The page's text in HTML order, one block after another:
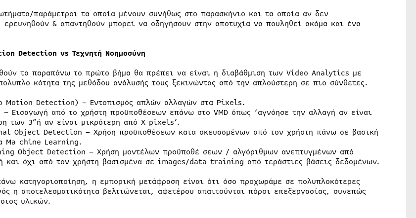
παράμετροι τα οποία μένουν συνήθως στο παρασκήνιο και τα οποία αν δεν
ερευνηθούν & απαντηθούν μπορεί να οδηγήσουν στην αποτυχία να πουληθεί ακόμα και ένα
Detection vs Τεχνητή Νοημοσύνη
τα παραπάνω το πρώτο βήμα θα πρέπει να είναι η διαβάθμιση των Video Analytics με
κότητα της μεθόδου ανάλυσής τους ξεκινώντας από την απλούστερη σε πιο σύνθετες.
Motion Detection) – Εντοπισμός απλών αλλαγών στα Pixels.
Εισαγωγή από το χρήστη προϋποθέσεων επάνω στο VMD όπως ‘αγνόησε την αλλαγή αν είναι
των 3”ή αν είναι μικρότερη από Χ pixels’.
Object Detection – Χρήση προϋποθέσεων κατα σκευασμένων από τον χρήστη πάνω σε βασική
Ma chine Learning.
Object Detection – Χρήση μοντέλων προϋποθέ σεων / αλγόριθμων ανεπτυγμένων από
και όχι από τον χρήστη βασισμένα σε images/data training από τεράστιες βάσεις δεδομένων.
κατηγοριοποίηση, η εμπορική μετάφραση είναι ότι όσο προχωράμε σε πολυπλοκότερες
η αποτελεσματικότητα βελτιώνεται, αφετέρου απαιτούνται πόροι επεξεργασίας, συνεπώς
υλικών.